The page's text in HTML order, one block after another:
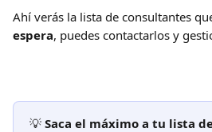
Ahí verás la lista de consultantes
espera, puedes contactarlos y
💡 Saca el máximo a tu lista